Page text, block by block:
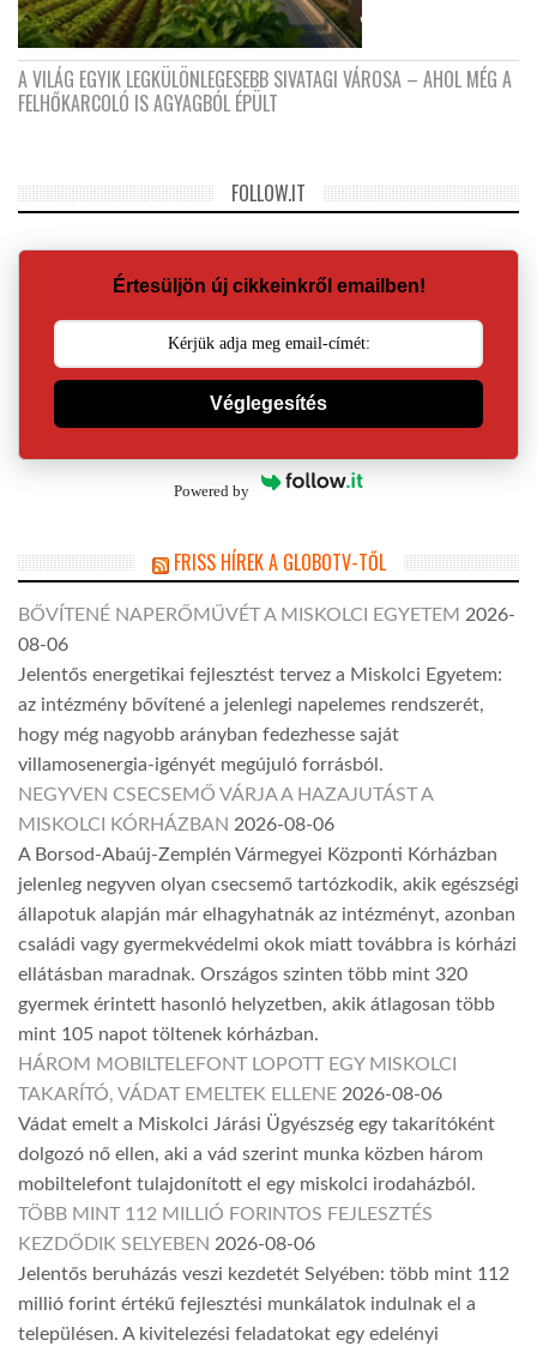
A VILÁG EGYIK LEGKÜLÖNLEGESEBB SIVATAGI VÁROSA – AHOL MÉG A
FELHŐKARCOLÓ IS AGYAGBÓL ÉPÜLT
FOLLOW.IT
Értesüljön új cikkeinkről emailben!
Véglegesítés
Powered by
FRISS HÍREK A GLOBOTV-TŐL
BŐVÍTENÉ NAPERŐMŰVÉT A MISKOLCI EGYETEM 2026-
08-06
Jelentős energetikai fejlesztést tervez a Miskolci Egyetem:
az intézmény bővítené a jelenlegi napelemes rendszerét,
hogy még nagyobb arányban fedezhesse saját
villamosenergia-igényét megújuló forrásból.
NEGYVEN CSECSEMŐ VÁRJA A HAZAJUTÁST A
MISKOLCI KÓRHÁZBAN 2026-08-06
A Borsod-Abaúj-Zemplén Vármegyei Központi Kórházban
jelenleg negyven olyan csecsemő tartózkodik, akik egészségi
állapotuk alapján már elhagyhatnák az intézményt, azonban
családi vagy gyermekvédelmi okok miatt továbbra is kórházi
ellátásban maradnak. Országos szinten több mint 320
gyermek érintett hasonló helyzetben, akik átlagosan több
mint 105 napot töltenek kórházban.
HÁROM MOBILTELEFONT LOPOTT EGY MISKOLCI
TAKARÍTÓ, VÁDAT EMELTEK ELLENE 2026-08-06
Vádat emelt a Miskolci Járási Ügyészség egy takarítóként
dolgozó nő ellen, aki a vád szerint munka közben három
mobiltelefont tulajdonított el egy miskolci irodaházból.
TÖBB MINT 112 MILLIÓ FORINTOS FEJLESZTÉS
KEZDŐDIK SELYEBEN 2026-08-06
Jelentős beruházás veszi kezdetét Selyében: több mint 112
millió forint értékű fejlesztési munkálatok indulnak el a
településen. A kivitelezési feladatokat egy edelényi